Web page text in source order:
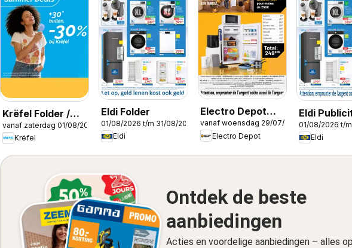
Krëfel Folder /
Publicité
vanaf zaterdag 01/08/2026
Krëfel
Eldi Folder
01/08/2026 t/m 31/08/2026
Eldi
Electro Depot
Publicité
vanaf woensdag 29/07/2026
Electro Depot
Eldi
01/08/2026 t/
Eldi
Ontdek de beste
aanbiedingen
Acties en voordelige aanbiedingen – alles